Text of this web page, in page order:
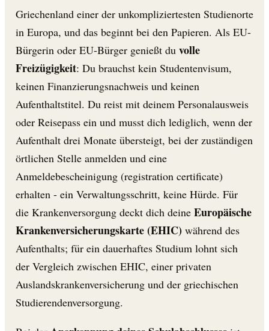
Griechenland einer der unkompliziertesten Studienorte
in Europa, und das beginnt bei den Papieren. Als EU-
Bürgerin oder EU-Bürger genießt du volle
Freizügigkeit: Du brauchst kein Studentenvisum,
keinen Finanzierungsnachweis und keinen
Aufenthaltstitel. Du reist mit deinem Personalausweis
oder Reisepass ein und musst dich lediglich, wenn der
Aufenthalt drei Monate übersteigt, bei der zuständigen
örtlichen Stelle anmelden und eine
Anmeldebescheinigung (registration certificate)
erhalten - ein Verwaltungsschritt, keine Hürde. Für
die Krankenversorgung deckt dich deine Europäische
Krankenversicherungskarte (EHIC) während des
Aufenthalts; für ein dauerhaftes Studium lohnt sich
der Vergleich zwischen EHIC, einer privaten
Auslandskrankenversicherung und der griechischen
Studierendenversorgung.